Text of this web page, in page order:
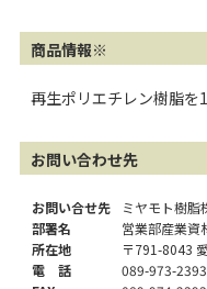
商品情報※
再生ポリエチレン樹脂
お問い合わせ先
お問い合せ先
ミヤモト樹脂
部署名
営業部産業資
所在地
〒791-8043
電 話
089-973-2393